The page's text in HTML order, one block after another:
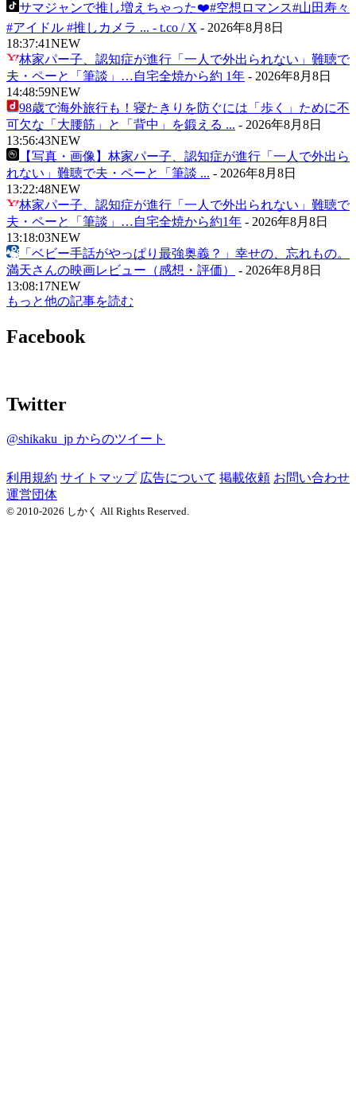
サマジャンで推し増えちゃった❤️#空想ロマンス#山田寿々
#アイドル #推しカメラ ... - t.co / X - 2026年8月8日
18:37:41NEW
林家パー子、認知症が進行「一人で外出られない」難聴で
夫・ペーと「筆談」…自宅全焼から約 1年 - 2026年8月8日
14:48:59NEW
98歳で海外旅行も！寝たきりを防ぐには「歩く」ために不
可欠な「大腰筋」と「背中」を鍛える ... - 2026年8月8日
13:56:43NEW
【写真・画像】林家パー子、認知症が進行「一人で外出ら
れない」難聴で夫・ペーと「筆談 ... - 2026年8月8日
13:22:48NEW
林家パー子、認知症が進行「一人で外出られない」難聴で
夫・ペーと「筆談」…自宅全焼から約1年 - 2026年8月8日
13:18:03NEW
「ベビー手話がやっぱり最強奥義？」幸せの、忘れもの。
満天さんの映画レビュー（感想・評価）
- 2026年8月8日
13:08:17NEW
もっと他の記事を読む
Facebook
Twitter
@shikaku_jp からのツイート
利用規約 サイトマップ 広告について 掲載依頼 お問い合わせ
運営団体
© 2010-2026 しかく All Rights Reserved.